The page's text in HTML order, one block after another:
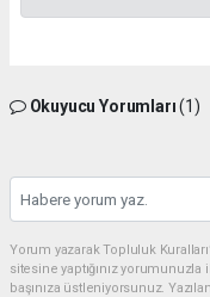
Okuyucu Yorumları(1)
Yorum yazarak Topluluk
sitesine yaptığınız
başınıza üstleniyorsunuz.